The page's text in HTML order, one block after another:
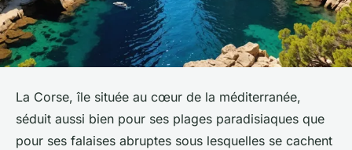
La Corse, île située au cœur de la méditerranée,
séduit aussi bien pour ses plages paradisiaques que
pour ses falaises abruptes sous lesquelles se cachent